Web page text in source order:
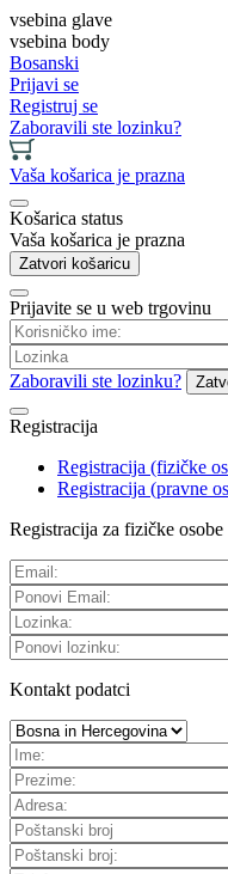
vsebina glave
vsebina body
Bosanski
Prijavi se
Registruj se
Zaboravili ste lozinku?
Vaša košarica je prazna
Košarica status
Vaša košarica je prazna
Zatvori košaricu
Prijavite se u web trgovinu
Zaboravili ste lozinku?
Registracija
Registracija (fizičke
Registracija (pravne
Registracija za fizičke osobe
Kontakt podatci